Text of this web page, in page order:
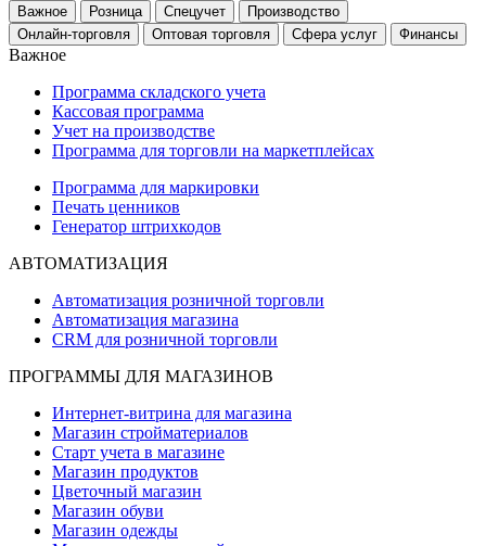
Важное Розница Спецучет
Производство
Онлайн-торговля
Оптовая торговля Сфера услуг Финансы
Важное
Программа складского учета
Кассовая программа
Учет на производстве
Программа для торговли на маркетплейсах
Программа для маркировки
Печать ценников
Генератор штрихкодов
АВТОМАТИЗАЦИЯ
Автоматизация розничной торговли
Автоматизация магазина
CRM для розничной торговли
ПРОГРАММЫ ДЛЯ МАГАЗИНОВ
Интернет-витрина для магазина
Магазин стройматериалов
Старт учета в магазине
Магазин продуктов
Цветочный магазин
Магазин обуви
Магазин одежды